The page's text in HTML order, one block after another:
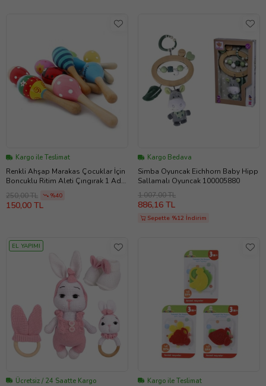
Kargo ile Teslimat
Renkli Ahşap Marakas Çocuklar İçin
Boncuklu Ritim Aleti Çıngırak 1 Adet
Sesli Ahşap Marakas
250,00 TL %40
150,00 TL
Kargo Bedava
Simba Oyuncak Eichhorn Baby Hipp
Sallamalı Oyuncak 100005880
1.007,00 TL
886,16 TL
Sepette %12 İndirim
EL YAPIMI
Ücretsiz / 24 Saatte Kargo Kargo ile Teslimat